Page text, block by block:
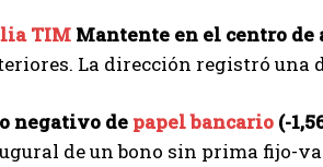
TIM Mantente en el centro de
La dirección registró una
negativo de papel bancario (-
de un bono sin prima fijo-